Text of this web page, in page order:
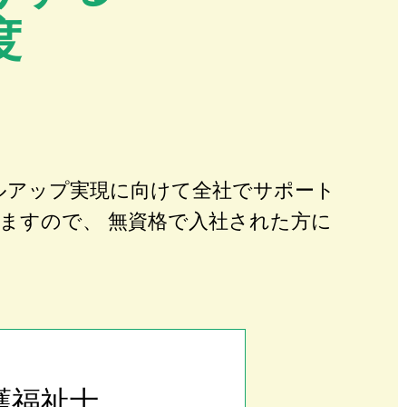
ップ実現に向けて全社でサポート
すので、 無資格で入社された方に